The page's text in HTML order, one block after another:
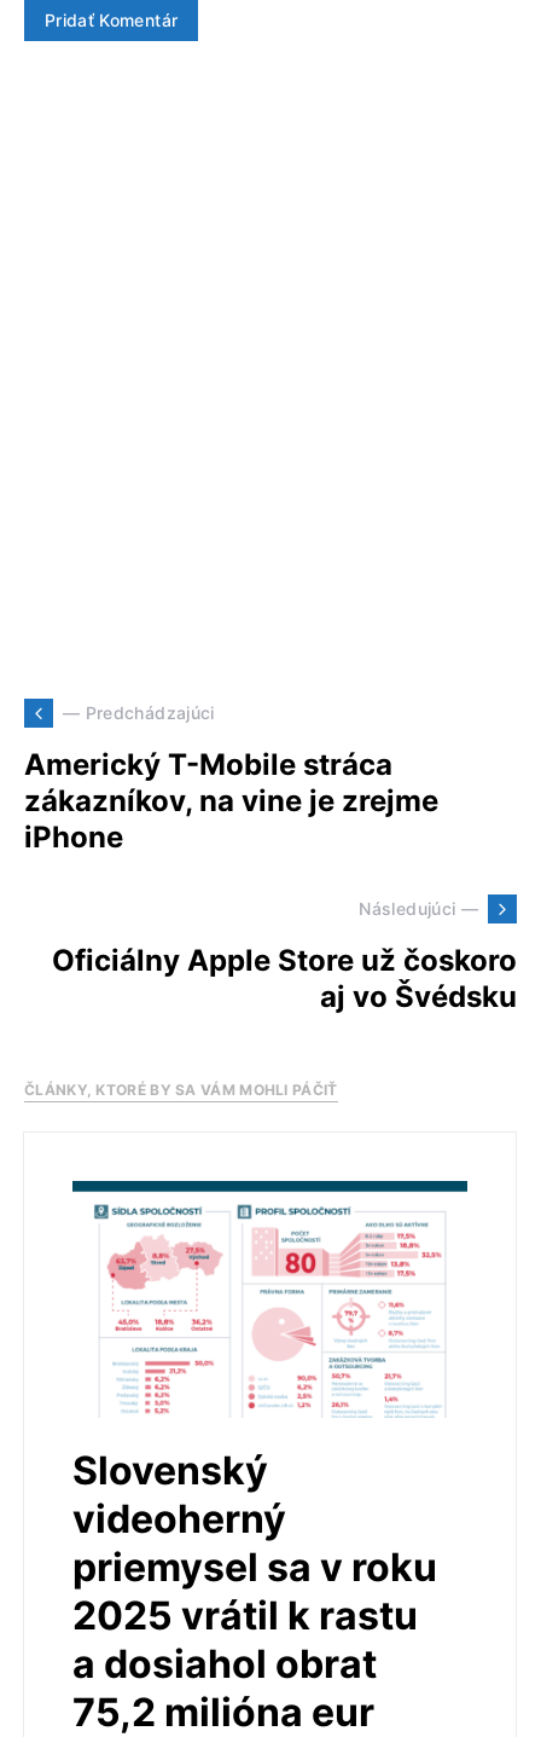
— Predchádzajúci
Americký T-Mobile stráca
zákazníkov, na vine je zrejme
iPhone
Následujúci —
Oficiálny Apple Store už čoskoro
aj vo Švédsku
ČLÁNKY, KTORÉ BY SA VÁM MOHLI PÁČIŤ
Slovenský
videoherný
priemysel sa v roku
2025 vrátil k rastu
a dosiahol obrat
75,2 milióna eur